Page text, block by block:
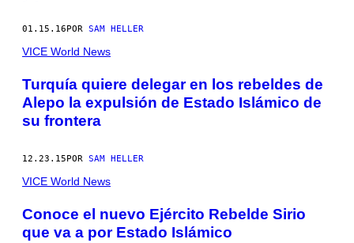
01.15.16POR SAM HELLER
VICE World News
Turquía quiere delegar en los rebeldes de
Alepo la expulsión de Estado Islámico de
su frontera
12.23.15POR SAM HELLER
VICE World News
Conoce el nuevo Ejército Rebelde Sirio
que va a por Estado Islámico